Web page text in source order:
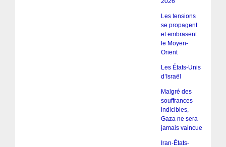
Les tensions
se propagent
et embrasent
le Moyen-
Orient
Les États-Unis
d’Israël
Malgré des
souffrances
indicibles,
Gaza ne sera
jamais vaincue
Iran-États-